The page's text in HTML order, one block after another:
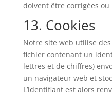
doivent être corrigées ou
13. Cookies
Notre site web utilise
fichier contenant un
lettres et de chiffres)
un navigateur web et
L’identifiant est alors